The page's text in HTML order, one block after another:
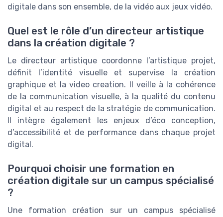
digitale dans son ensemble, de la vidéo aux jeux vidéo.
Quel est le rôle d’un directeur artistique
dans la création digitale ?
Le directeur artistique coordonne l’artistique projet,
définit l’identité visuelle et supervise la création
graphique et la video creation. Il veille à la cohérence
de la communication visuelle, à la qualité du contenu
digital et au respect de la stratégie de communication.
Il intègre également les enjeux d’éco conception,
d’accessibilité et de performance dans chaque projet
digital.
Pourquoi choisir une formation en
création digitale sur un campus spécialisé
?
Une formation création sur un campus spécialisé